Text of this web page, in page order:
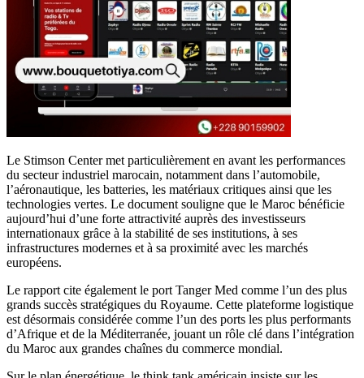
Le Stimson Center met particulièrement en avant les performances
du secteur industriel marocain, notamment dans l’automobile,
l’aéronautique, les batteries, les matériaux critiques ainsi que les
technologies vertes. Le document souligne que le Maroc bénéficie
aujourd’hui d’une forte attractivité auprès des investisseurs
internationaux grâce à la stabilité de ses institutions, à ses
infrastructures modernes et à sa proximité avec les marchés
européens.
Le rapport cite également le port Tanger Med comme l’un des plus
grands succès stratégiques du Royaume. Cette plateforme logistique
est désormais considérée comme l’un des ports les plus performants
d’Afrique et de la Méditerranée, jouant un rôle clé dans l’intégration
du Maroc aux grandes chaînes du commerce mondial.